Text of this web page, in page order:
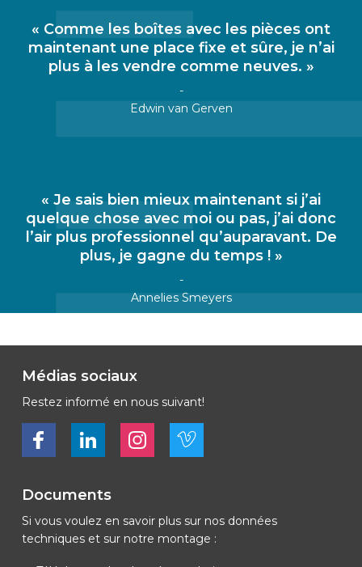
« Comme les boîtes avec les pièces ont
maintenant une place fixe et sûre, je n’ai
plus à les vendre comme neuves. »
-
Edwin van Gerven
« Je sais bien mieux maintenant si j’ai
quelque chose avec moi ou pas, j’ai donc
l’air plus professionnel qu’auparavant. De
plus, je gagne du temps ! »
-
Annelies Smeyers
Médias sociaux
Restez informé en nous suivant!
Bekijk ons op FacebookBekijk ons op LinkedInBekijk ons op LinkedInBekijk ons op Vimeo
Documents
Si vous voulez en savoir plus sur nos données
techniques et sur notre montage :